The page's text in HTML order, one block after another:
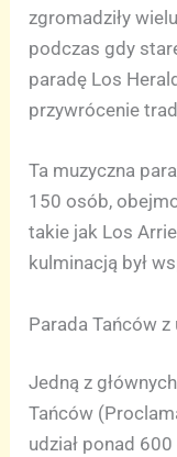
zgromadziły
podczas gdy
paradę Los
przywrócenie
Ta muzyczna
150 osób,
takie jak Los
kulminacją był
Parada Tańców
Jedną z
Tańców
udział ponad